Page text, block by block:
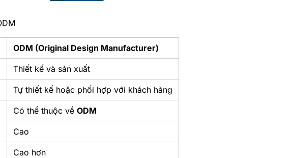
ODM (Original Design Manufacturer)
Thiết kế và sản xuất
Tự thiết kế hoặc phối hợp với khách hàng
Có thể thuộc về ODM
Cao
Cao hơn